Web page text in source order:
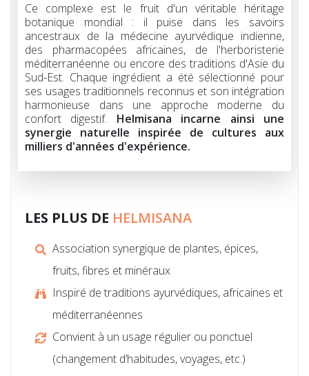
Ce complexe est le fruit d'un véritable héritage
botanique mondial : il puise dans les savoirs
ancestraux de la médecine ayurvédique indienne,
des pharmacopées africaines, de l'herboristerie
méditerranéenne ou encore des traditions d'Asie du
Sud-Est. Chaque ingrédient a été sélectionné pour
ses usages traditionnels reconnus et son intégration
harmonieuse dans une approche moderne du
confort digestif. Helmisana incarne ainsi une
synergie naturelle inspirée de cultures aux
milliers d'années d'expérience.
LES PLUS DE HELMISANA
Association synergique de plantes, épices,
fruits, fibres et minéraux
Inspiré de traditions ayurvédiques, africaines et
méditerranéennes
Convient à un usage régulier ou ponctuel
(changement d’habitudes, voyages, etc.)